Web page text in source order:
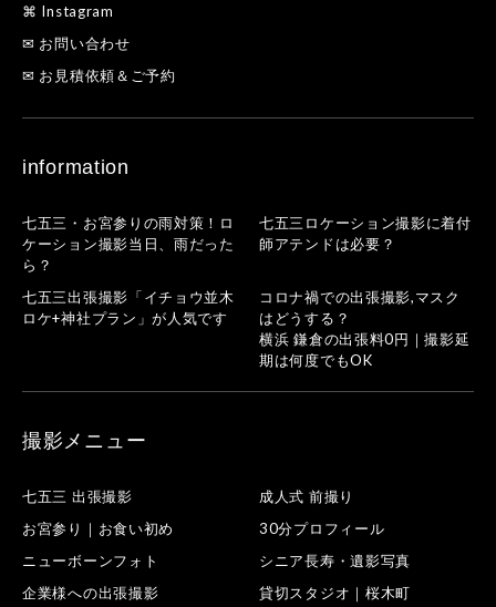
⌘ Instagram
✉ お問い合わせ
✉ お見積依頼＆ご予約
information
七五三・お宮参りの雨対策！ロ
ケーション撮影当日、雨だった
ら？
七五三ロケーション撮影に着付
師アテンドは必要？
七五三出張撮影「イチョウ並木
ロケ+神社プラン」が人気です
コロナ禍での出張撮影,マスク
はどうする？
横浜 鎌倉の出張料0円｜撮影延
期は何度でもOK
撮影メニュー
七五三 出張撮影
成人式 前撮り
お宮参り｜お食い初め
30分プロフィール
ニューボーンフォト
シニア長寿・遺影写真
企業様への出張撮影
貸切スタジオ｜桜木町